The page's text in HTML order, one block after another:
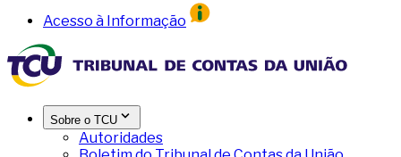
Acesso à Informação
Sobre o TCU
Autoridades